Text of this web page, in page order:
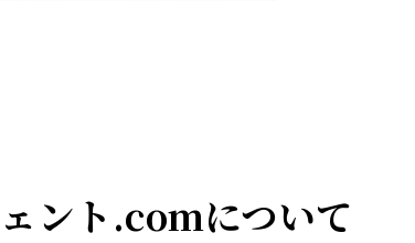
ント.comについて